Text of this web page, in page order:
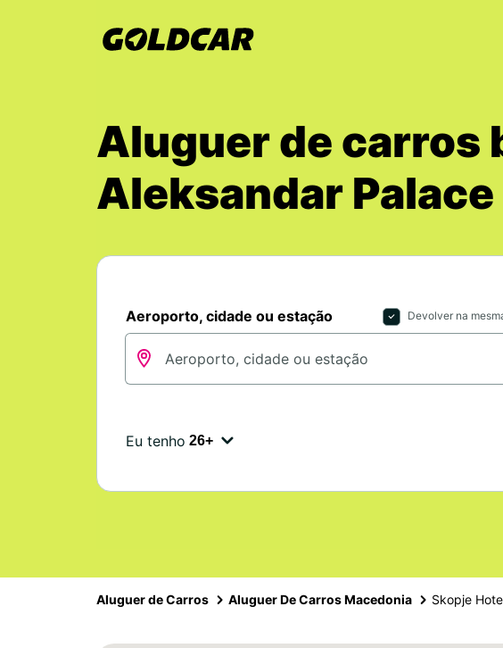
Aluguer de carros
Aleksandar Palace
Aeroporto, cidade ou estação Devolver na
Eu tenho
Aluguer de Carros Aluguer De Carros Macedonia Skopje